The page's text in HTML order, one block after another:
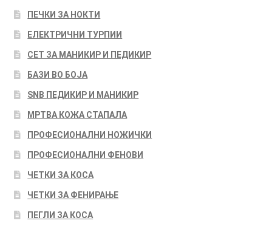
ПЕЧКИ ЗА НОКТИ
ЕЛЕКТРИЧНИ ТУРПИИ
СЕТ ЗА МАНИКИР И ПЕДИКИР
БАЗИ ВО БОЈА
SNB ПЕДИКИР И МАНИКИР
МРТВА КОЖА СТАПАЛА
ПРОФЕСИОНАЛНИ НОЖИЧКИ
ПРОФЕСИОНАЛНИ ФЕНОВИ
ЧЕТКИ ЗА КОСА
ЧЕТКИ ЗА ФЕНИРАЊЕ
ПЕГЛИ ЗА КОСА